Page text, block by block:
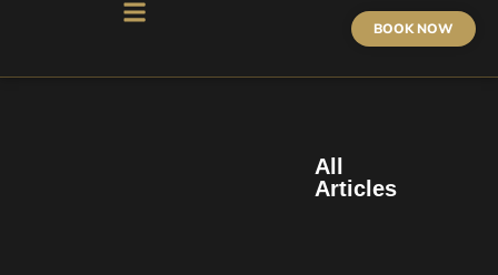
BOOK NOW
All
Articles